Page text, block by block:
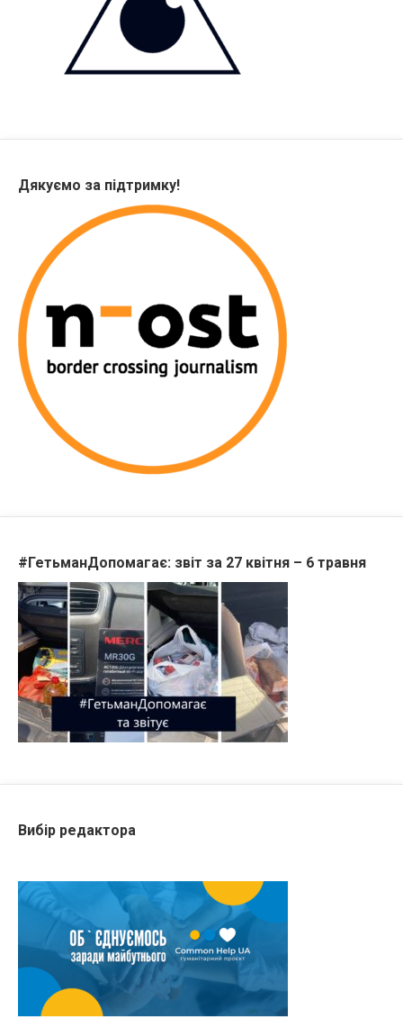
Дякуємо за підтримку!
#ГетьманДопомагає: звіт за 27 квітня – 6 травня
Вибір редактора